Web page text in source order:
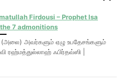
Lectures
bayans
Firdousi – Prophet Isa
7 admonitions
அவர்களும் ஏழு உபதேசங்களும்
ரஹ்மத்துல்லாஹ் ஃபிர்தவ்ஸி |